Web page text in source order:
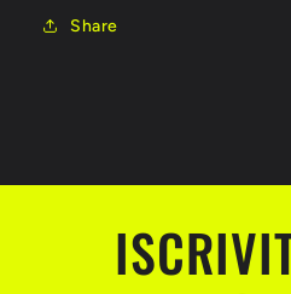
Share